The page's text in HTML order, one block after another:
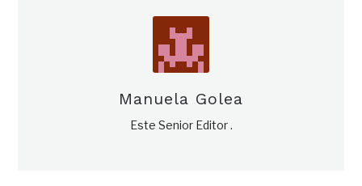
Manuela Golea
Este Senior Editor .